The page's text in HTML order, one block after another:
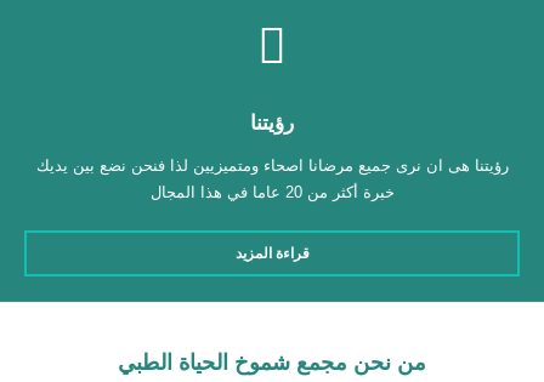
رؤيتنا
رؤيتنا هى ان نرى جميع مرضانا اصحاء ومتميزيين لذا فنحن نضع بين يديك
خبرة أكثر من 20 عاما في هذا المجال
قراءة المزيد
من نحن مجمع شموخ الحياة الطبي